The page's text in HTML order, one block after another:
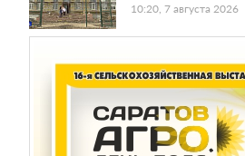
10:20, 7 августа 2026